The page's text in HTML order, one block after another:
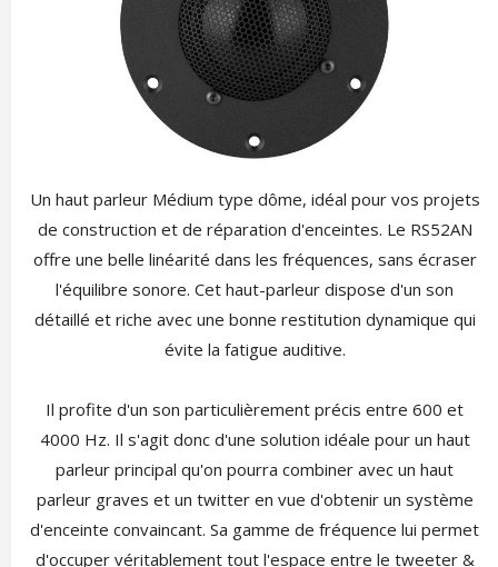
Un haut parleur Médium type dôme, idéal pour vos projets
de construction et de réparation d'enceintes. Le RS52AN
offre une belle linéarité dans les fréquences, sans écraser
l'équilibre sonore. Cet haut-parleur dispose d'un son
détaillé et riche avec une bonne restitution dynamique qui
évite la fatigue auditive.
Il profite d'un son particulièrement précis entre 600 et
4000 Hz. Il s'agit donc d'une solution idéale pour un haut
parleur principal qu'on pourra combiner avec un haut
parleur graves et un twitter en vue d'obtenir un système
d'enceinte convaincant. Sa gamme de fréquence lui permet
d'occuper véritablement tout l'espace entre le tweeter &